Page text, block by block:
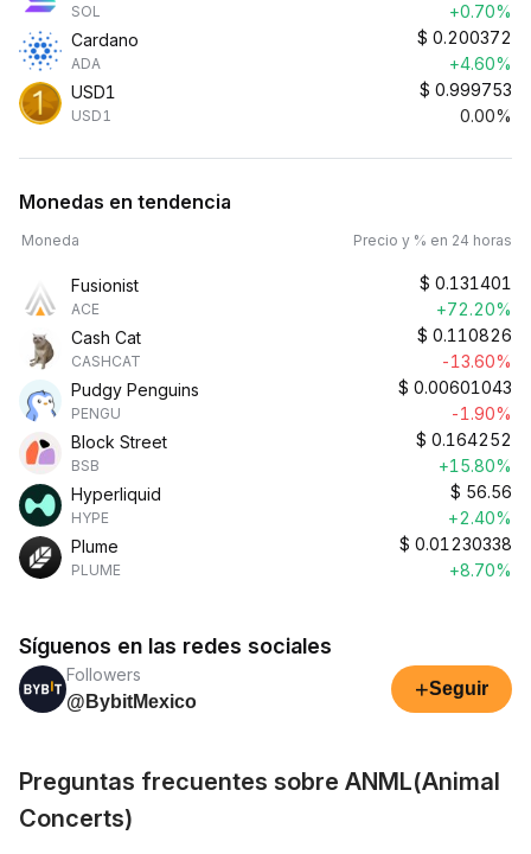
SOL
+0.70%
Cardano
ADA
$ 0.200372
+4.60%
USD1
USD1
$ 0.999753
0.00%
Monedas en tendencia
Moneda Precio y % en 24 horas
Fusionist
ACE
$ 0.131401
+72.20%
Cash Cat
CASHCAT
$ 0.110826
-13.60%
Pudgy Penguins
PENGU
$ 0.00601043
-1.90%
Block Street
BSB
$ 0.164252
+15.80%
Hyperliquid
HYPE
$ 56.56
+2.40%
Plume
PLUME
$ 0.01230338
+8.70%
Síguenos en las redes sociales
Followers
@BybitMexico
+Seguir
Preguntas frecuentes sobre ANML(Animal
Concerts)